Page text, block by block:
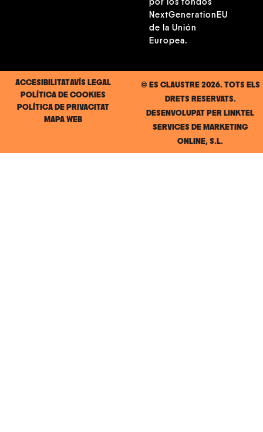
por los fondos
NextGenerationEU
de la Unión
Europea.
© ES CLAUSTRE 2026. TOTS ELS
DRETS RESERVATS.
DESENVOLUPAT PER LINKTEL
SERVICES DE MARKETING
ONLINE, S.L.
ACCESIBILITATAVÍS LEGAL
POLÍTICA DE COOKIES
POLÍTICA DE PRIVACITAT
MAPA WEB